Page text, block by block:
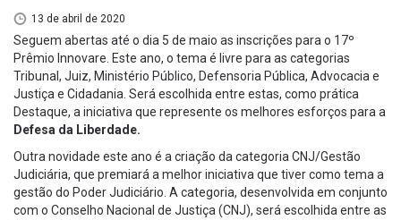
13 de abril de 2020
Seguem abertas até o dia 5 de maio as inscrições para o 17º
Prêmio Innovare. Este ano, o tema é livre para as categorias
Tribunal, Juiz, Ministério Público, Defensoria Pública, Advocacia e
Justiça e Cidadania. Será escolhida entre estas, como prática
Destaque, a iniciativa que represente os melhores esforços para a
Defesa da Liberdade.
Outra novidade este ano é a criação da categoria CNJ/Gestão
Judiciária, que premiará a melhor iniciativa que tiver como tema a
gestão do Poder Judiciário. A categoria, desenvolvida em conjunto
com o Conselho Nacional de Justiça (CNJ), será escolhida entre as